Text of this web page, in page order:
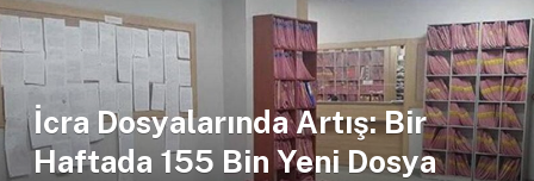
İcra Dosyalarında Artış: Bir
Haftada 155 Bin Yeni Dosya